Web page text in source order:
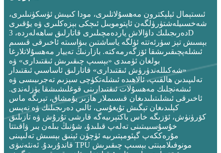
ئىستېمال ئېلېكترون مەھسۇلاتلىرى، مودا كىيىش ئۈسكۈنىلىرى،
شەخسىيلەشتۈرۈلگەن ئاپتوموبىل ئىچكى بېزەكلىرى ۋە يۇقىرى
دەرىجىلىك داۋالاش ياردەمچىلىرى قاتارلىق ساھەلەردە، 3D
بېسىش تېز سۈرئەتتە ئۈلگە ياساشتىن بىۋاسىتە ئاخىرقى قىسىم
ئىشلەپچىقىرىشقا ئۆزگەرمەكتە. بازارنىڭ تەييار مەھسۇلاتلارغا
بولغان ئۈمىدى «بېسىپ چىقىرىش ئىقتىدارى» ۋە
«شەكىللەندۈرۈش ئىقتىدارى» قاتارلىق ئاساسىي ئىقتىدار
تەلىپىدىن ھالقىپ، ئالاھىدە ئىشلەتكۈچى سېزىم تەجرىبىسى ۋە
ئىشەنچلىك مەھسۇلات ئىقتىدارىنى قوغلىشىشقا يۈزلەندى.
ئاخىرقى ئىشلىتىلىدىغان قىسىملار ھازىر يۇمشاق، تېرىگە ماس
كېلىدىغان تېگىش تۇيغۇسى، ئالىي دەرىجىلىك ۋە نەپىس
كۆرۈنۈش، ئۆزىگە خاس باكتېرىيەگە قارشى تۇرۇش ۋە تازىلىق
خۇسۇسىيىتىنى تەلەپ قىلىدۇ، شۇنىڭ بىلەن بىر ۋاقىتتا
مۇرەككەپ گېئومېتىرىيە ئۈچۈن ئېنىق بېسىش تەلىپىنى
قاندۇرىدۇ. ئەنئەنىۋى TPU مونوفىلامېنتى بېسىپ چىقىرىش